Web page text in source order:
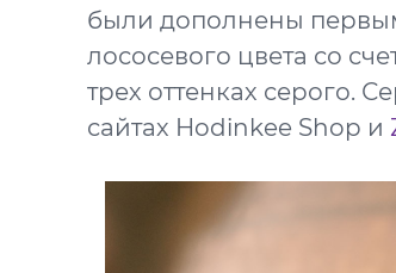
были дополнены
лососевого цвета со
трех оттенках серого.
сайтах Hodinkee Shop и